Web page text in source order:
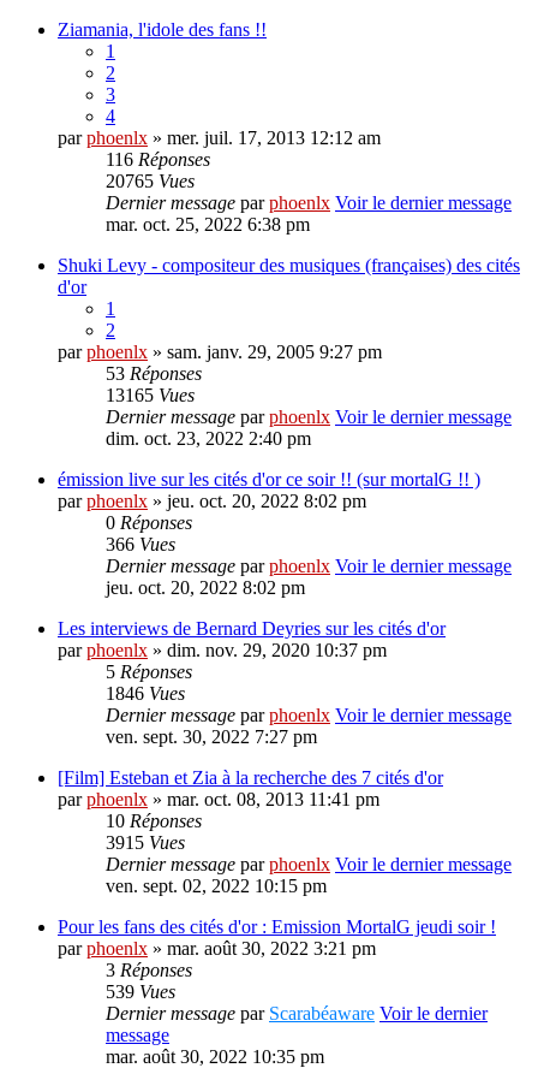
Ziamania, l'idole des fans !!
1
2
3
4
parphoenlx » mer. juil. 17, 2013 12:12 am
116 Réponses
20765 Vues
Dernier message parphoenlx Voir le dernier message
mar. oct. 25, 2022 6:38 pm
Shuki Levy - compositeur des musiques (françaises) des cités
d'or
1
2
parphoenlx » sam. janv. 29, 2005 9:27 pm
53 Réponses
13165 Vues
Dernier message parphoenlx Voir le dernier message
dim. oct. 23, 2022 2:40 pm
émission live sur les cités d'or ce soir !! (sur mortalG !! )
parphoenlx » jeu. oct. 20, 2022 8:02 pm
0 Réponses
366 Vues
Dernier message parphoenlx Voir le dernier message
jeu. oct. 20, 2022 8:02 pm
Les interviews de Bernard Deyries sur les cités d'or
parphoenlx » dim. nov. 29, 2020 10:37 pm
5 Réponses
1846 Vues
Dernier message parphoenlx Voir le dernier message
ven. sept. 30, 2022 7:27 pm
[Film] Esteban et Zia à la recherche des 7 cités d'or
parphoenlx » mar. oct. 08, 2013 11:41 pm
10 Réponses
3915 Vues
Dernier message parphoenlx Voir le dernier message
ven. sept. 02, 2022 10:15 pm
Pour les fans des cités d'or : Emission MortalG jeudi soir !
parphoenlx » mar. août 30, 2022 3:21 pm
3 Réponses
539 Vues
Dernier message par Scarabéaware Voir le dernier
message
mar. août 30, 2022 10:35 pm